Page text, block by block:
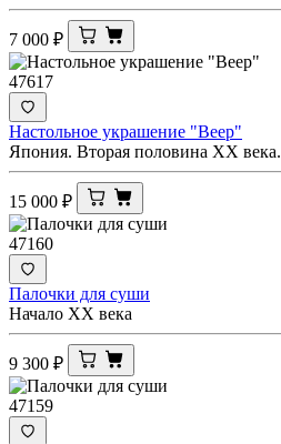
7 000 ₽
47617
Настольное украшение "Веер"
Япония. Вторая половина ХХ века.
15 000 ₽
47160
Палочки для суши
Начало XX века
9 300 ₽
47159